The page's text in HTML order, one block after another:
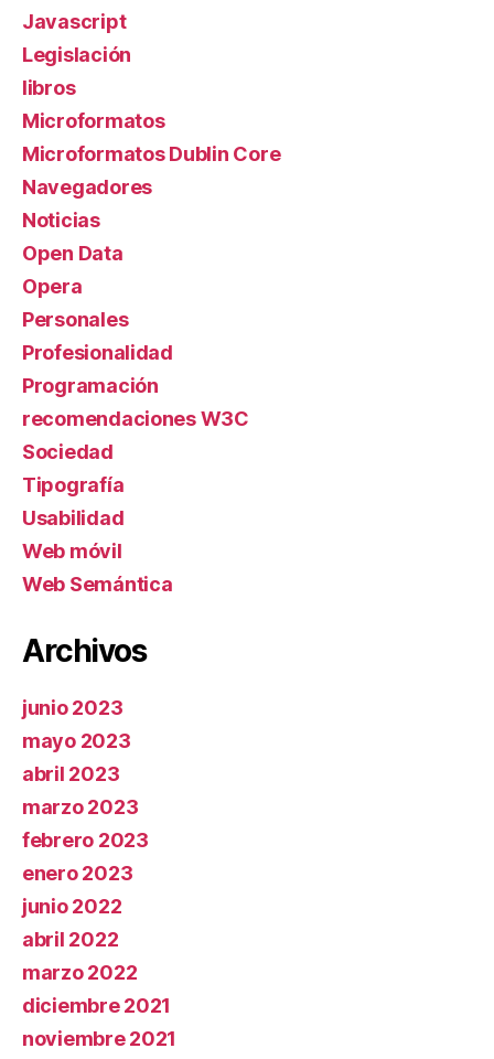
Javascript
Legislación
libros
Microformatos
Microformatos Dublin Core
Navegadores
Noticias
Open Data
Opera
Personales
Profesionalidad
Programación
recomendaciones W3C
Sociedad
Tipografía
Usabilidad
Web móvil
Web Semántica
Archivos
junio 2023
mayo 2023
abril 2023
marzo 2023
febrero 2023
enero 2023
junio 2022
abril 2022
marzo 2022
diciembre 2021
noviembre 2021